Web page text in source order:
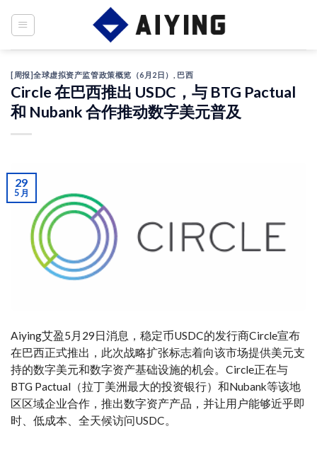
[周报]全球虚拟资产监管政策概览（6月2日） 巴西
Circle 在巴西推出 USDC，与 BTG Pactual
和 Nubank 合作推动数字美元普及
29
5 月
Aiying艾盈5月29日消息，稳定币USDC的发行商Circle宣布
在巴西正式推出，此次战略扩张标志着向该市场提供美元支
持的数字美元和数字资产基础设施的机会。Circle正在与
BTG Pactual（拉丁美洲最大的投资银行）和Nubank等该地
区区域企业合作，推出数字资产产品，并让用户能够近乎即
时、低成本、全天候访问USDC。